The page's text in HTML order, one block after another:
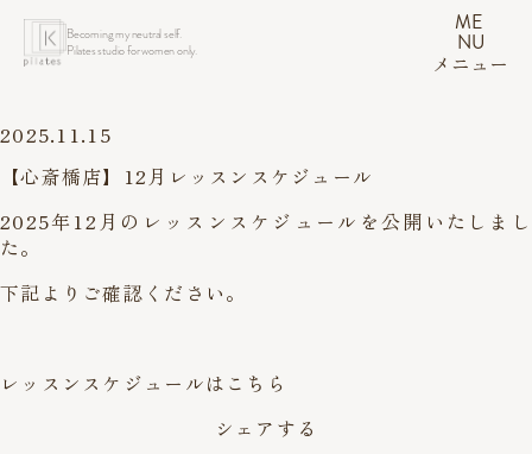
Becoming my neutral self.
Pilates studio for women only.
ME
NU
メニュー
2025.11.15
【心斎橋店】12月レッスンスケジュール
2025年12月のレッスンスケジュールを公開いたしまし
た。
下記よりご確認ください。
レッスンスケジュールはこちら
シェアする